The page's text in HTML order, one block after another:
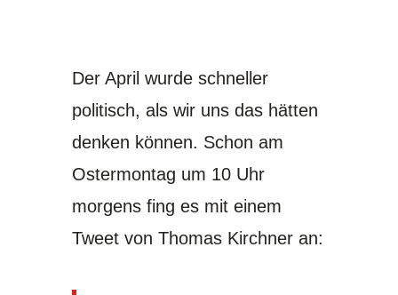
Der April wurde schneller
politisch, als wir uns das hätten
denken können. Schon am
Ostermontag um 10 Uhr
morgens fing es mit einem
Tweet von Thomas Kirchner an: